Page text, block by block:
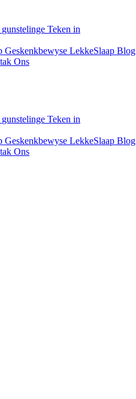
gunstelinge Teken in
Geskenkbewyse LekkeSlaap Blog
Ons
gunstelinge Teken in
Geskenkbewyse LekkeSlaap Blog
Ons